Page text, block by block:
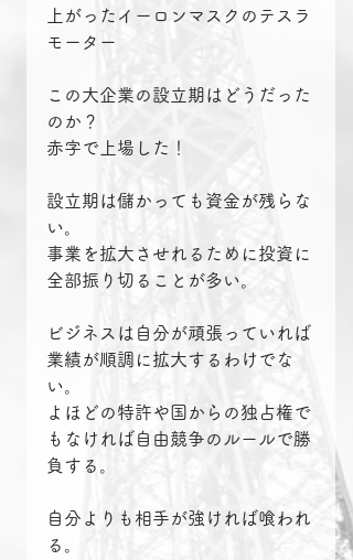
上がったイーロンマスクのテスラ
モーター
この大企業の設立期はどうだった
のか？
赤字で上場した！
設立期は儲かっても資金が残らな
い。
事業を拡大させれるために投資に
全部振り切ることが多い。
ビジネスは自分が頑張っていれば
業績が順調に拡大するわけでな
い。
よほどの特許や国からの独占権で
もなければ自由競争のルールで勝
負する。
自分よりも相手が強ければ喰われ
る。